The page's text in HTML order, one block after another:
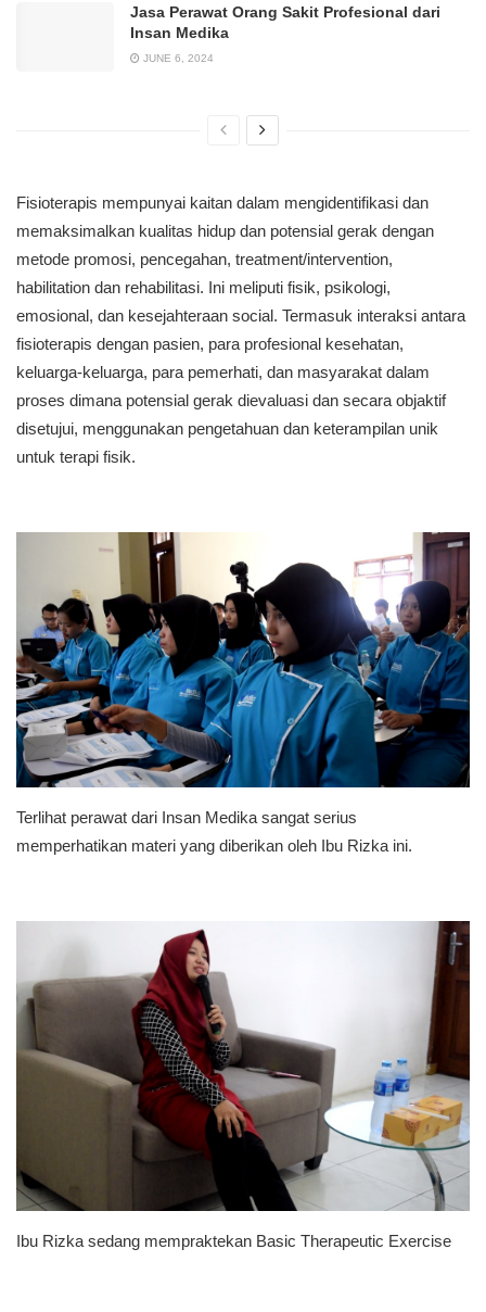
Jasa Perawat Orang Sakit Profesional dari
Insan Medika
JUNE 6, 2024
Fisioterapis mempunyai kaitan dalam mengidentifikasi dan
memaksimalkan kualitas hidup dan potensial gerak dengan
metode promosi, pencegahan, treatment/intervention,
habilitation dan rehabilitasi. Ini meliputi fisik, psikologi,
emosional, dan kesejahteraan social. Termasuk interaksi antara
fisioterapis dengan pasien, para profesional kesehatan,
keluarga-keluarga, para pemerhati, dan masyarakat dalam
proses dimana potensial gerak dievaluasi dan secara objaktif
disetujui, menggunakan pengetahuan dan keterampilan unik
untuk terapi fisik.
Terlihat perawat dari Insan Medika sangat serius
memperhatikan materi yang diberikan oleh Ibu Rizka ini.
Ibu Rizka sedang mempraktekan Basic Therapeutic Exercise